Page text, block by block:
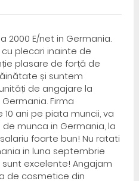
2000 E/net in Germania.
plecari inainte de
plasare de forță de
și suntem
de angajare la
Firma
ani pe piata muncii, va
munca in Germania, la
foarte bun! Nu ratati
in luna septembrie
excelente! Angajam
de cosmetice din